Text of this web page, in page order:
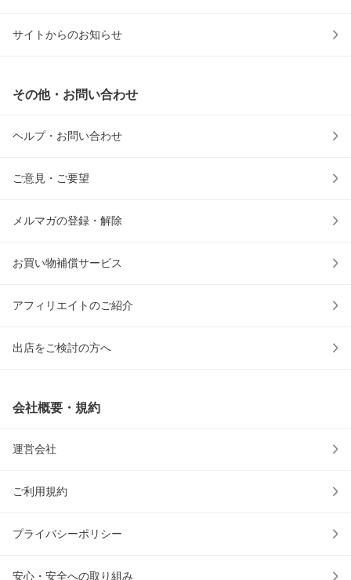
サイトからのお知らせ
その他・お問い合わせ
ヘルプ・お問い合わせ
ご意見・ご要望
メルマガの登録・解除
お買い物補償サービス
アフィリエイトのご紹介
出店をご検討の方へ
会社概要・規約
運営会社
ご利用規約
プライバシーポリシー
安心・安全への取り組み